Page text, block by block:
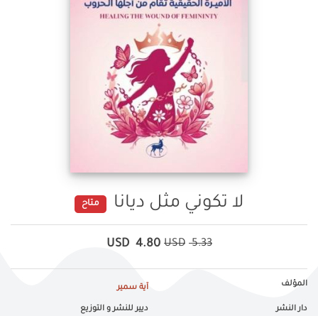
لا تكوني مثل ديانا متاح
5.33
USD
4.80
USD
المؤلف آية سمير
دار النشر ديير للنشر و التوزيع